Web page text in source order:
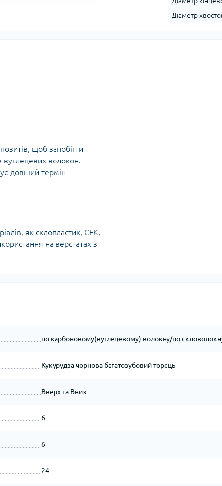
Діаметр
щоб запобігти
волокон.
довший термін
як склопластик, CFK,
на верстатах з
по карбоновому(вуглецевому) волокну/по
Кукурудза чорнова багатозубовий торець
Вверх та Вниз
6
6
24